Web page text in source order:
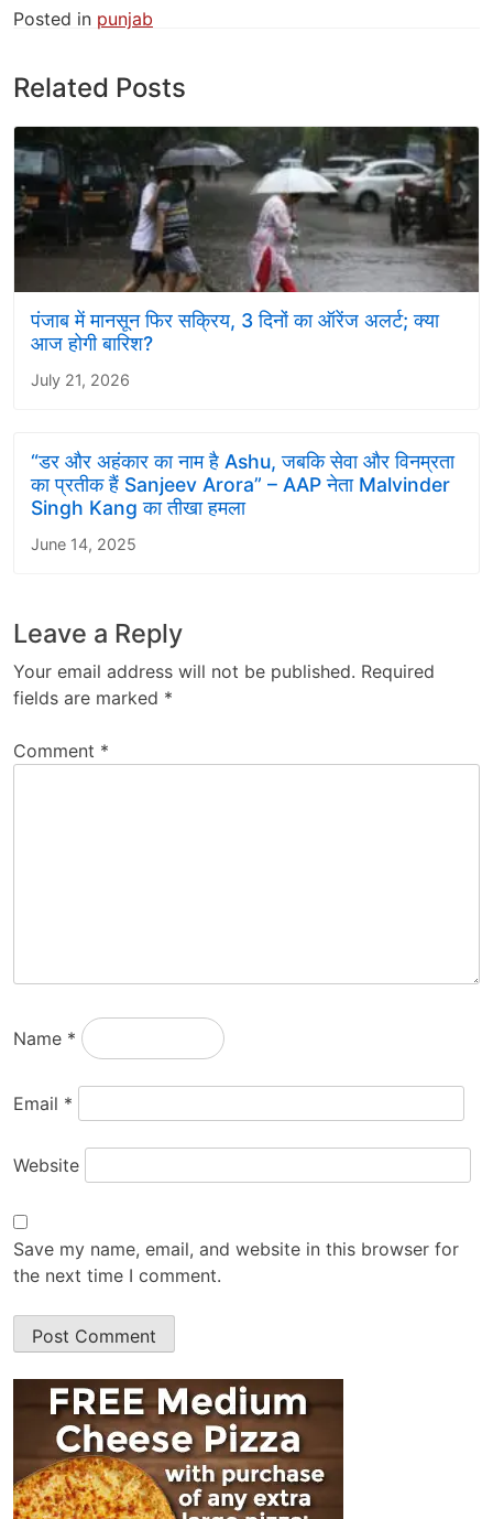
Posted in punjab
Related Posts
पंजाब में मानसून फिर सक्रिय, 3 दिनों का ऑरेंज अलर्ट; क्या
आज होगी बारिश?
July 21, 2026
“डर और अहंकार का नाम है Ashu, जबकि सेवा और विनम्रता
का प्रतीक हैं Sanjeev Arora” – AAP नेता Malvinder
Singh Kang का तीखा हमला
June 14, 2025
Leave a Reply
Your email address will not be published. Required
fields are marked *
Comment *
Name *
Email *
Website
Save my name, email, and website in this browser for
the next time I comment.